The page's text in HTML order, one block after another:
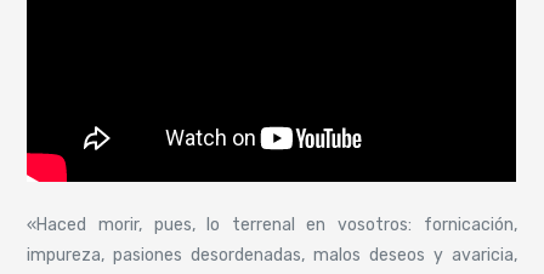
«Haced morir, pues, lo terrenal en vosotros: fornicación,
impureza, pasiones desordenadas, malos deseos y avaricia,